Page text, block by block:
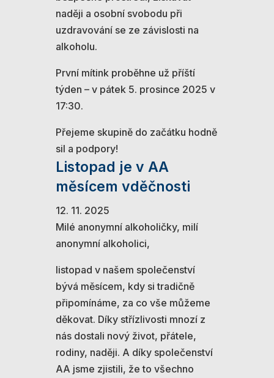
naději a osobní svobodu při
uzdravování se ze závislosti na
alkoholu.
První mítink proběhne už příští
týden – v pátek 5. prosince 2025 v
17:30.
Přejeme skupině do začátku hodně
sil a podpory!
Listopad je v AA
měsícem vděčnosti
12. 11. 2025
Milé anonymní alkoholičky, milí
anonymní alkoholici,
listopad v našem společenství
bývá měsícem, kdy si tradičně
připomínáme, za co vše můžeme
děkovat. Díky střízlivosti mnozí z
nás dostali nový život, přátele,
rodiny, naději. A díky společenství
AA jsme zjistili, že to všechno